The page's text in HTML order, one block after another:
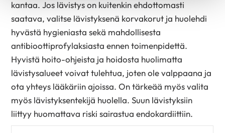
kantaa. Jos lävistys on kuitenkin ehdottomasti
saatava, valitse lävistyksenä korvakorut ja huolehdi
hyvästä hygieniasta sekä mahdollisesta
antibioottiprofylaksiasta ennen toimenpidettä.
Hyvistä hoito-ohjeista ja hoidosta huolimatta
lävistysalueet voivat tulehtua, joten ole valppaana ja
ota yhteys lääkäriin ajoissa. On tärkeää myös valita
myös lävistyksentekijä huolella. Suun lävistyksiin
liittyy huomattava riski sairastua endokardiittiin.